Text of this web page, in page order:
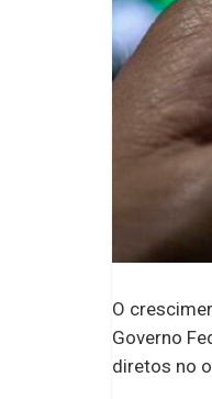
O
Governo
diretos no